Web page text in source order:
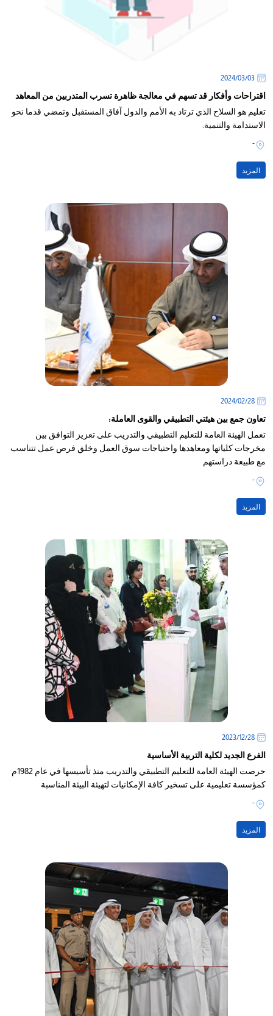
03‏/03‏/2024
اقتراحات وأفكار قد تسهم في معالجة ظاهرة تسرب المتدربين من المعاهد
تعليم هو السلاح الذي ترتاد به الأمم والدول آفاق المستقبل وتمضي قدما نحو
الاستدامة والتنمية.
-
المزيد
28‏/02‏/2024
تعاون جمع بين هيئتي التطبيقي والقوى العاملة:
تعمل الهيئة العامة للتعليم التطبيقي والتدريب على تعزيز التوافق بين
مخرجات كلياتها ومعاهدها واحتياجات سوق العمل وخلق فرص عمل تتناسب
مع طبيعة دراستهم
-
المزيد
28‏/12‏/2023
الفرع الجديد لكلية التربية الأساسية
حرصت الهيئة العامة للتعليم التطبيقي والتدريب منذ تأسيسها في عام 1982م
كمؤسسة تعليمية على تسخير كافة الإمكانيات لتهيئة البيئة المناسبة
-
المزيد